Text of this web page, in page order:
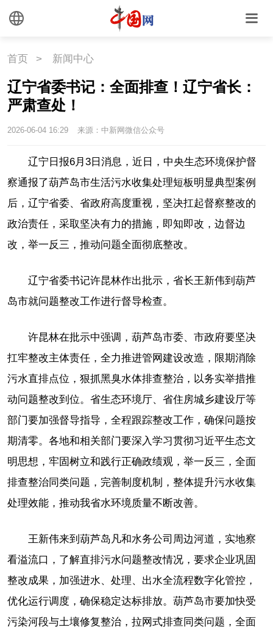
首页 > 新闻中心
辽宁省委书记：全面排查！辽宁省长：
严肃查处！
2026-06-04 16:29 来源：中新网微信公众号
辽宁日报6月3日消息，近日，中央生态环境保护督
察通报了葫芦岛市生活污水收集处理短板明显典型案例
后，辽宁省委、省政府高度重视，坚决扛起督察整改的
政治责任，采取坚决有力的措施，即知即改，边督边
改，举一反三，推动问题全面彻底整改。
辽宁省委书记许昆林作出批示，省长王新伟到葫芦
岛市就问题整改工作进行督导检查。
许昆林在批示中强调，葫芦岛市委、市政府要坚决
扛牢整改主体责任，全力推进管网建设改造，限期消除
污水直排点位，狠抓黑臭水体排查整治，以务实举措推
动问题整改到位。省生态环境厅、省住房城乡建设厅等
部门要加强督导指导，全程跟踪整改工作，确保问题按
期清零。各地和相关部门要深入学习贯彻习近平生态文
明思想，牢固树立和践行正确政绩观，举一反三，全面
排查整治同类问题，完善制度机制，整体提升污水收集
处理效能，推动我省水环境质量不断改善。
王新伟来到葫芦岛凡和水务公司周边河道，实地察
看溢流口，了解直排污水问题整改情况，要求企业巩固
整改成果，加强进水、处理、出水全流程数字化管控，
优化运行调度，确保稳定达标排放。葫芦岛市要加快受
污染河段与土壤修复整治，拉网式排查同类问题，全面